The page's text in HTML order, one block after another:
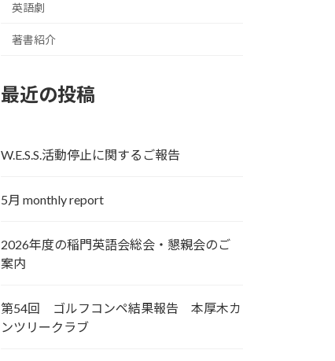
英語劇
著書紹介
最近の投稿
W.E.S.S.活動停止に関するご報告
5月 monthly report
2026年度の稲門英語会総会・懇親会のご
案内
第54回 ゴルフコンペ結果報告 本厚木カ
ンツリークラブ